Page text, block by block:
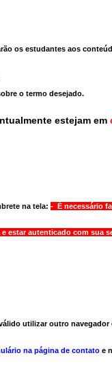
os estudantes aos
o termo desejado.
estejam em
na tela: - É necessário
estar autenticado com sua
utilizar outro navegador
na página de contato e